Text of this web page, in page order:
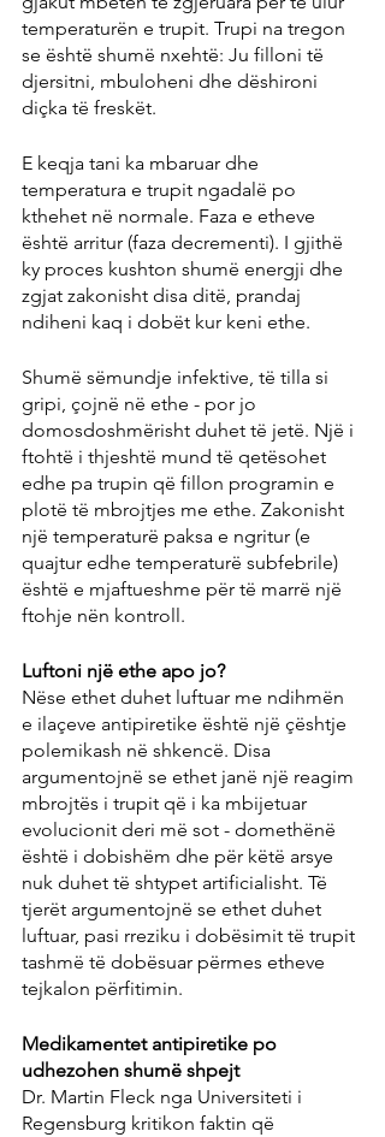
temperaturën e trupit. Trupi na tregon
se është shumë nxehtë: Ju filloni të
djersitni, mbuloheni dhe dëshironi
diçka të freskët.
E keqja tani ka mbaruar dhe
temperatura e trupit ngadalë po
kthehet në normale. Faza e etheve
është arritur (faza decrementi). I gjithë
ky proces kushton shumë energji dhe
zgjat zakonisht disa ditë, prandaj
ndiheni kaq i dobët kur keni ethe.
Shumë sëmundje infektive, të tilla si
gripi, çojnë në ethe - por jo
domosdoshmërisht duhet të jetë. Një i
ftohtë i thjeshtë mund të qetësohet
edhe pa trupin që fillon programin e
plotë të mbrojtjes me ethe. Zakonisht
një temperaturë paksa e ngritur (e
quajtur edhe temperaturë subfebrile)
është e mjaftueshme për të marrë një
ftohje nën kontroll.
Luftoni një ethe apo jo?
Nëse ethet duhet luftuar me ndihmën
e ilaçeve antipiretike është një çështje
polemikash në shkencë. Disa
argumentojnë se ethet janë një reagim
mbrojtës i trupit që i ka mbijetuar
evolucionit deri më sot - domethënë
është i dobishëm dhe për këtë arsye
nuk duhet të shtypet artificialisht. Të
tjerët argumentojnë se ethet duhet
luftuar, pasi rreziku i dobësimit të trupit
tashmë të dobësuar përmes etheve
tejkalon përfitimin.
Medikamentet antipiretike po
udhezohen shumë shpejt
Dr. Martin Fleck nga Universiteti i
Regensburg kritikon faktin që